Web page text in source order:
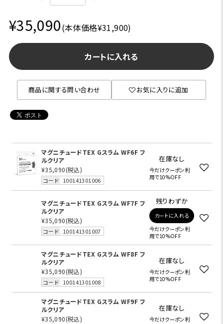
¥35,090(本体価格¥31,900)
カートに入れる
商品に関する問い合わせ お気に入りに追加
マグニチュードTEX Gスラム WF6F フ
ルクリア
¥35,090(税込)
コード 100141301006
在庫なし
今だけクーポン利
用で10%OFF
マグニチュードTEX Gスラム WF7F フ
ルクリア
¥35,090(税込)
コード 100141301007
残りわずか
カートに入れる
今だけクーポン利
用で10%OFF
マグニチュードTEX Gスラム WF8F フ
ルクリア
¥35,090(税込)
コード 100141301008
在庫なし
今だけクーポン利
用で10%OFF
マグニチュードTEX Gスラム WF9F フ
ルクリア
¥35,090(税込)
在庫なし
今だけクーポン利